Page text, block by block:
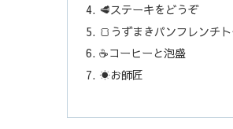
🥩ステーキをどうぞ
🍞うずまきパンフレンチ
☕️コーヒーと泡盛
☀️お師匠